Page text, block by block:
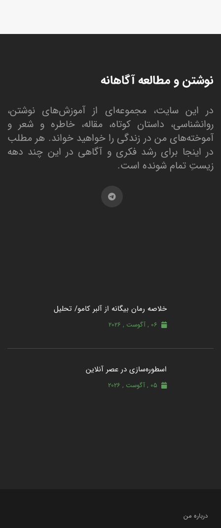
نوشتن و مطالعه آگاهانه
در این سایت، مجموعه‌ای از آموزش‌های نوشتن،
روانشناسی، داستان کوتاه، مقاله، خاطره و شعر و
آموخته‌های من در زندگی را خواهید خواند. هر مطلب
در اینجا برای رشد فکری و آگاهی در این چند دهه
زیستِ تمام شونده است.
خلاصه رمان بیگانه از آلبر کامو/ تحلیل
06 , آگوست , 2026
اسطوره‌سازی در عصر آنلاین
05 , آگوست , 2026
درباره من